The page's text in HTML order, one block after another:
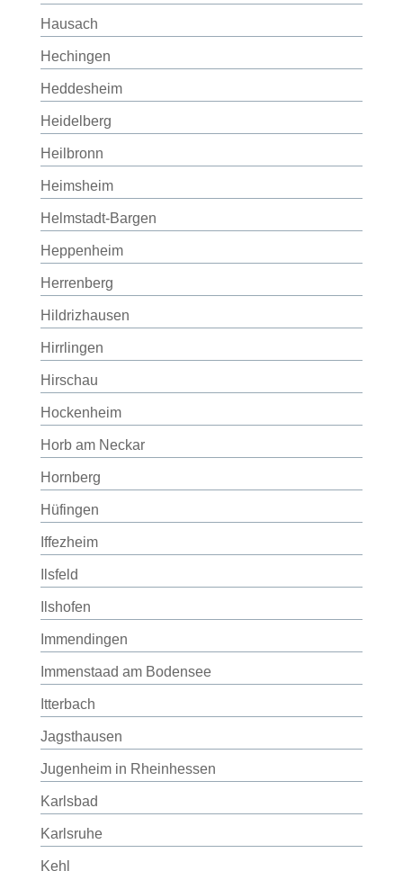
Hausach
Hechingen
Heddesheim
Heidelberg
Heilbronn
Heimsheim
Helmstadt-Bargen
Heppenheim
Herrenberg
Hildrizhausen
Hirrlingen
Hirschau
Hockenheim
Horb am Neckar
Hornberg
Hüfingen
Iffezheim
Ilsfeld
Ilshofen
Immendingen
Immenstaad am Bodensee
Itterbach
Jagsthausen
Jugenheim in Rheinhessen
Karlsbad
Karlsruhe
Kehl